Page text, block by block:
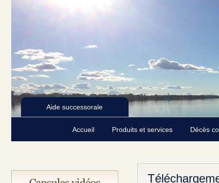
Aide successorale
Accueil Produits et services Décès